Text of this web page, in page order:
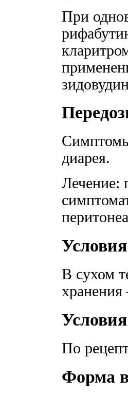
При
диарея.
Лечение:
В сухом
По
Форма